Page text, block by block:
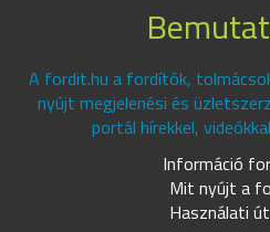
A fordit.hu a fordítók,
nyújt megjelenési és
portál hírekkel,
Információ
Mit nyújt a
Használati